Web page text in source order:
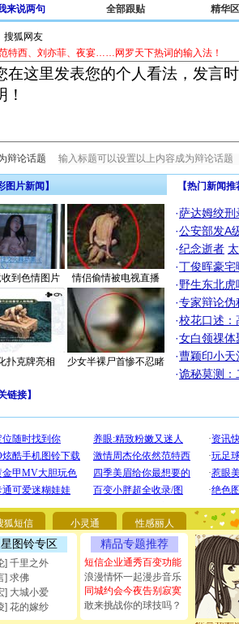
来说两句 全部跟贴 精华区
特西、刘亦菲、夜宴……网罗天下热词的输入法！
辩论话题
图片新闻】
到色情图片 情侣偷情被电视直播
扑克牌亮相 少女半裸尸首惨不忍睹
【热门新闻
·萨达姆绞刑
·公安部发A
·纪念逝者
·丁俊晖豪
·野生东北
·专家辩论伪
·校花口述：
·女白领祼体
·曹颖印小天
·诡秘莫测：
链接】
狐短信 小灵通 性感丽人
图铃专区
] 千里之外
求佛
] 大城小爱
] 花的嫁纱
精品专题推荐
短信企业通秀百变功能
浪漫情怀一起漫步音乐
同城约会今夜告别寂寞
敢来挑战你的球技吗？
[圣诞节]
你太多
要平安！
[圣诞节]
能正大光
都要快乐
[圣诞节]
如意,快
[元旦]看
断电。爱
你是我专